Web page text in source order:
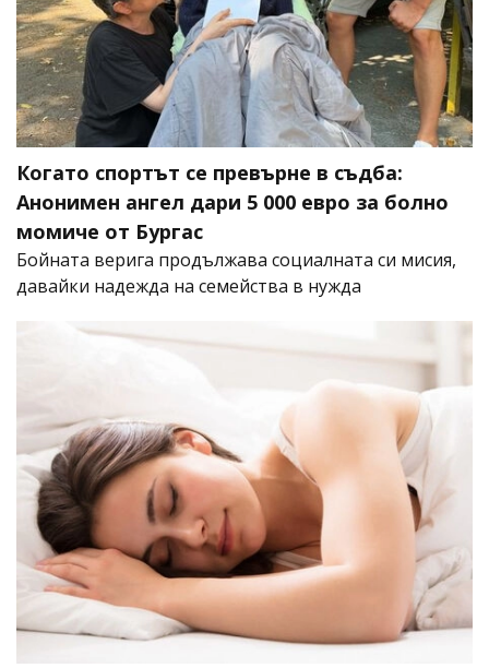
Когато спортът се превърне в съдба:
Анонимен ангел дари 5 000 евро за болно
момиче от Бургас
Бойната верига продължава социалната си мисия,
давайки надежда на семейства в нужда